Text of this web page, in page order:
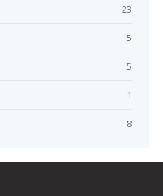
23
5
5
1
8